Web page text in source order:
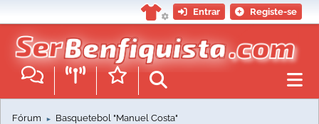
Entrar Registe-se
Fórum ► Basquetebol "Manuel Costa"